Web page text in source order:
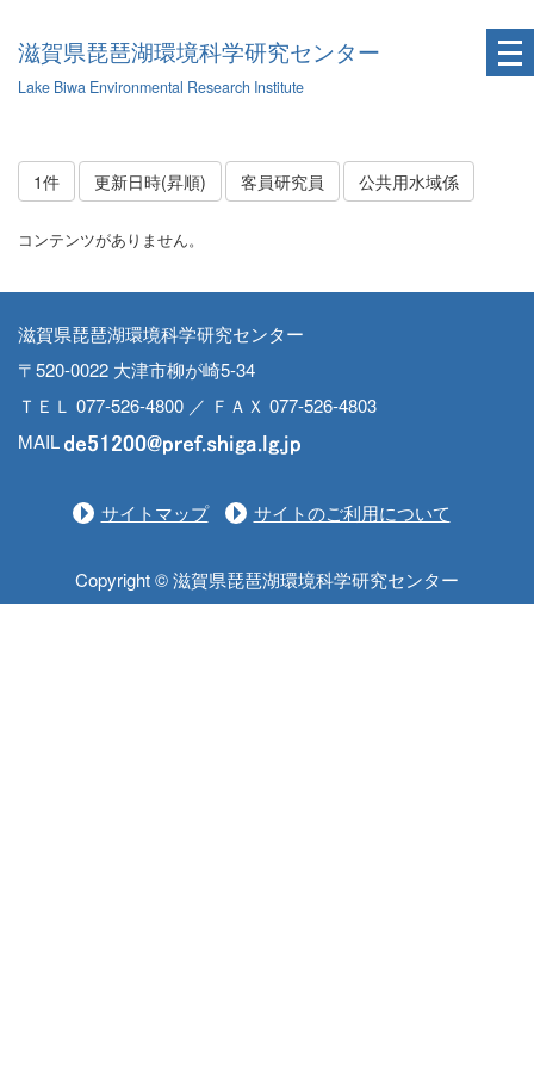
滋賀県琵琶湖環境科学研究センター
Lake Biwa Environmental Research Institute
1件 更新日時(昇順) 客員研究員 公共用水域係
コンテンツがありません。
滋賀県琵琶湖環境科学研究センター
〒520-0022 大津市柳が崎5-34
ＴＥＬ 077-526-4800 ／ ＦＡＸ 077-526-4803
MAIL
サイトマップ サイトのご利用について
Copyright © 滋賀県琵琶湖環境科学研究センター